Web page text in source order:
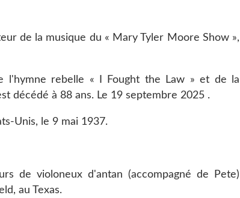
de la musique du « Mary Tyler Moore Show »,
l'hymne rebelle « I Fought the Law » et de la
décédé à 88 ans. Le 19 septembre 2025 .
Unis, le 9 mai 1937.
de violoneux d'antan (accompagné de Pete)
au Texas.